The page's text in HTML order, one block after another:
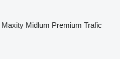
Maxity Midlum Premium Trafic